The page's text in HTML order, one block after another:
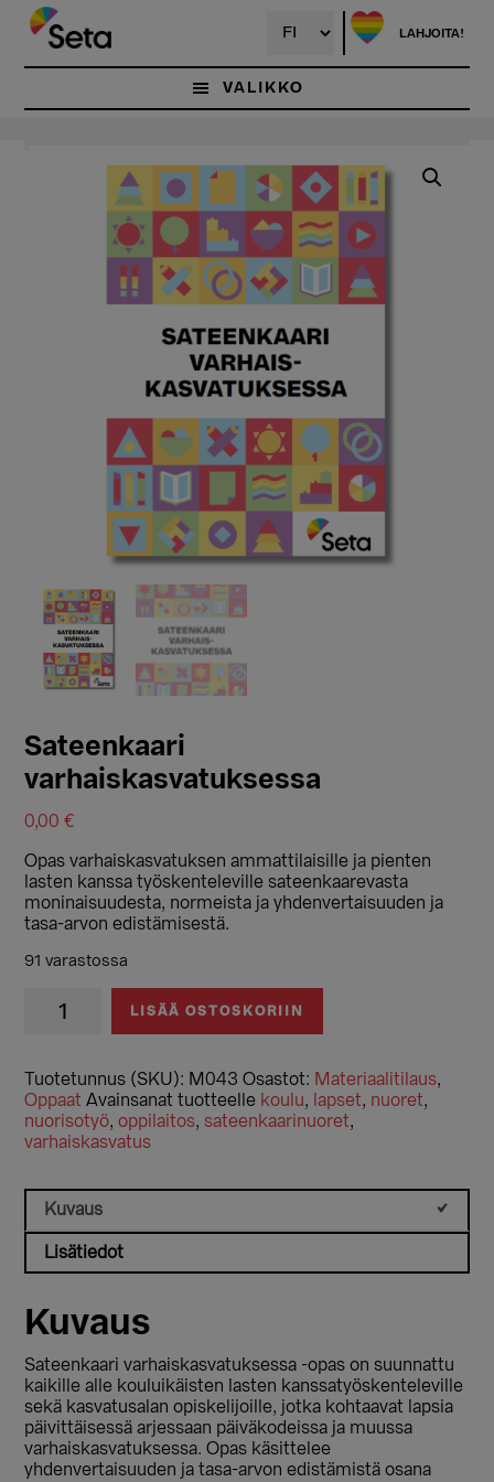
Hyppää
pääsisältöön
LAHJOITA!
VALIKKO
Sateenkaari
varhaiskasvatuksessa
0,00€
Opas varhaiskasvatuksen ammattilaisille ja pienten
lasten kanssa työskenteleville sateenkaarevasta
moninaisuudesta, normeista ja yhdenvertaisuuden ja
tasa-arvon edistämisestä.
91 varastossa
varhaiskasvatuksessaLISÄÄ OSTOSKORIIN
Tuotetunnus (SKU): M043 Osastot: Materiaalitilaus,
Oppaat Avainsanat tuotteelle koulu, lapset, nuoret,
nuorisotyö,oppilaitos, sateenkaarinuoret,
varhaiskasvatus
Kuvaus
Lisätiedot
Kuvaus
Sateenkaari varhaiskasvatuksessa -opas on suunnattu
kaikille alle kouluikäisten lasten kanssatyöskenteleville
sekä kasvatusalan opiskelijoille, jotka kohtaavat lapsia
päivittäisessä arjessaan päiväkodeissa ja muussa
varhaiskasvatuksessa. Opas käsittelee
yhdenvertaisuuden ja tasa-arvon edistämistä osana